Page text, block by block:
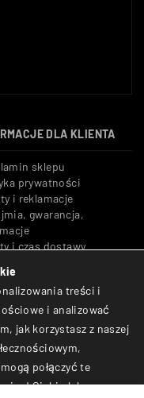
DLA KLIENTA
sklepu
prywatności
i reklamacje
gwarancja,
i czas dostawy
płatności:
BLIK, Karty
treści i
i analizować
jak korzystasz z naszej
połączyć te
od Ciebie lub